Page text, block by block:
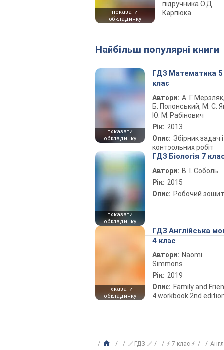
показати
обкладинку
підручника О.Д.
Карпюка
Найбільш популярні книги
показати
обкладинку
ГДЗ Математика 5
клас
Автори: А. Г.
Б. Полонський, М. С.
Ю. М. Рабінович
Рік: 2013
Опис: Збірник задач і
контрольних робіт
показати
обкладинку
ГДЗ Біологія 7 клас
Автори: В. І. Соболь
Рік: 2015
Опис: Робочий зошит
показати
обкладинку
ГДЗ Англійська
4 клас
Автори: Naomi
Simmons
Рік: 2019
Опис: Family and
4 workbook 2nd edition
✅ ГДЗ ✅ ⚡ 7 клас ⚡